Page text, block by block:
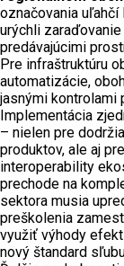
označovania
urýchli
predávajúcimi
Pre infraštruktúru
automatizácie,
jasnými kontrolami
Implementácia
– nielen pre
produktov, ale aj
interoperability
prechode na
sektora musia
preškolenia
využiť výhody
nový štandard